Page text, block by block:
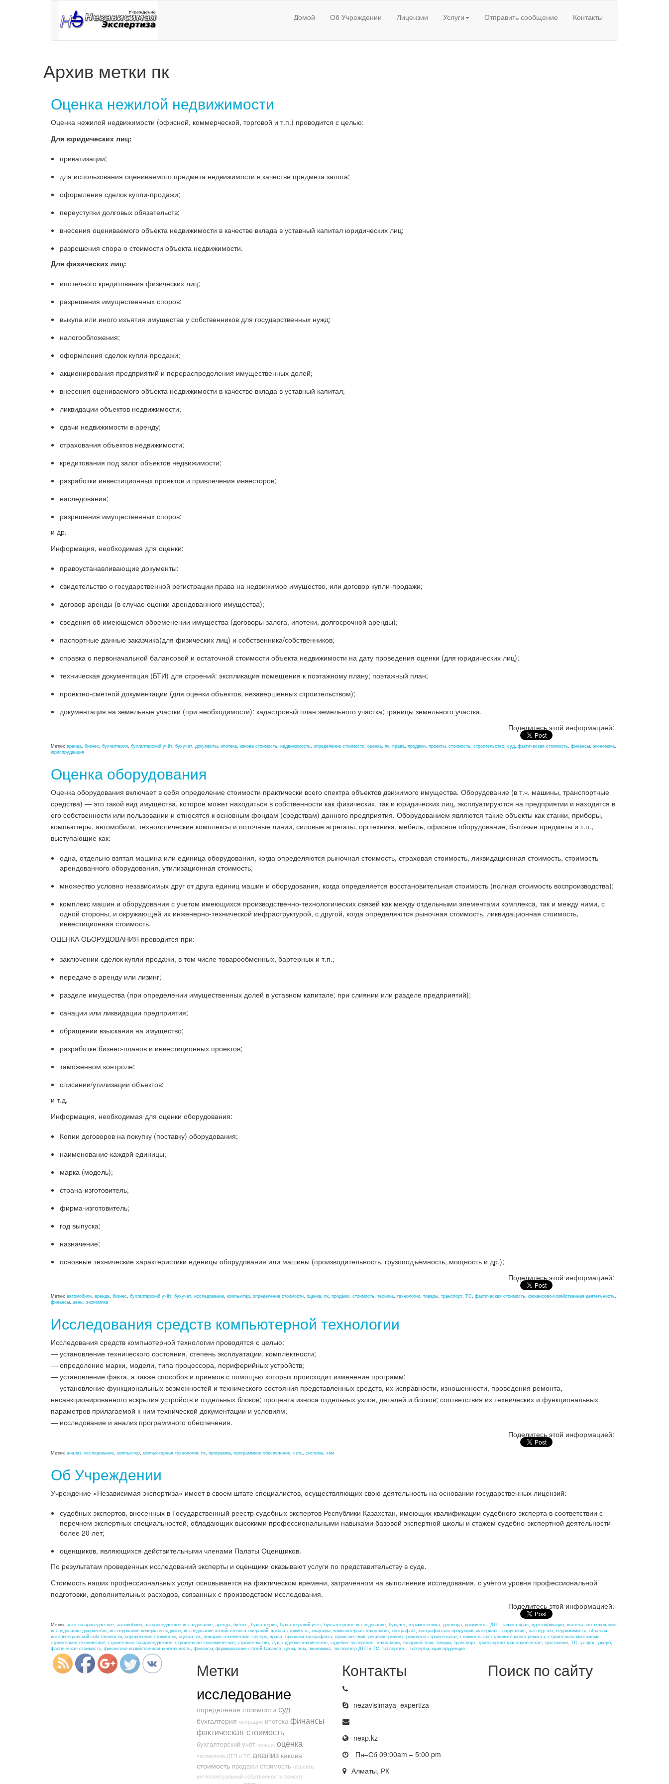
Домой Об Учреждении Лицензии Услуги Отправить сообщение Контакты
Архив метки пк
Оценка нежилой недвижимости
Оценка нежилой недвижимости (офисной, коммерческой, торговой и т.п.) проводится с целью:
Для юридических лиц:
приватизации;
для использования оцениваемого предмета недвижимости в качестве предмета залога;
оформления сделок купли-продажи;
переуступки долговых обязательств;
внесения оцениваемого объекта недвижимости в качестве вклада в уставный капитал юридических лиц;
разрешения спора о стоимости объекта недвижимости.
Для физических лиц:
ипотечного кредитования физических лиц;
разрешения имущественных споров;
выкупа или иного изъятия имущества у собственников для государственных нужд;
налогообложения;
оформления сделок купли-продажи;
акционирования предприятий и перераспределения имущественных долей;
внесения оцениваемого объекта недвижимости в качестве вклада в уставный капитал;
ликвидации объектов недвижимости;
сдачи недвижимости в аренду;
страхования объектов недвижимости;
кредитования под залог объектов недвижимости;
разработки инвестиционных проектов и привлечения инвесторов;
наследования;
разрешения имущественных споров;
и др.
Информация, необходимая для оценки:
правоустанавливающие документы:
свидетельство о государственной регистрации права на недвижимое имущество, или договор купли-продажи;
договор аренды (в случае оценки арендованного имущества);
сведения об имеющемся обременении имущества (договоры залога, ипотеки, долгосрочной аренды);
паспортные данные заказчика(для физических лиц) и собственника/собственников;
справка о первоначальной балансовой и остаточной стоимости объекта недвижимости на дату проведения оценки (для юридических лиц);
техническая документация (БТИ) для строений: экспликация помещения к поэтажному плану; поэтажный план;
проектно-сметной документации (для оценки объектов, незавершенных строительством);
документация на земельные участки (при необходимости): кадастровый план земельного участка; границы земельного участка.
Поделитесь этой информацией:
Метки: аренда, бизнес, бухгалтерия, бухгалтерский учёт, бухучет, документы, ипотека, какова стоимость, недвижимость, определение стоимости, оценка, пк, права, продажи, проекты, стоимость, строительство, суд, фактическая стоимость, финансы, экономика,
юриспруденция
Оценка оборудования
Оценка оборудования включает в себя определение стоимости практически всего спектра объектов движимого имущества. Оборудование (в т.ч. машины, транспортные
средства) — это такой вид имущества, которое может находиться в собственности как физических, так и юридических лиц, эксплуатируются на предприятии и находятся в
его собственности или пользовании и относятся к основным фондам (средствам) данного предприятия. Оборудованием являются такие объекты как станки, приборы,
компьютеры, автомобили, технологические комплексы и поточные линии, силовые агрегаты, оргтехника, мебель, офисное оборудование, бытовые предметы и т.п.,
выступающие как:
одна, отдельно взятая машина или единица оборудования, когда определяются рыночная стоимость, страховая стоимость, ликвидационная стоимость, стоимость
арендованного оборудования, утилизационная стоимость;
множество условно независимых друг от друга единиц машин и оборудования, когда определяется восстановительная стоимость (полная стоимость воспроизводства);
комплекс машин и оборудования с учетом имеющихся производственно-технологических связей как между отдельными элементами комплекса, так и между ними, с
одной стороны, и окружающей их инженерно-технической инфраструктурой, с другой, когда определяются рыночная стоимость, ликвидационная стоимость,
инвестиционная стоимость.
ОЦЕНКА ОБОРУДОВАНИЯ проводится при:
заключении сделок купли-продажи, в том числе товарообменных, бартерных и т.п.;
передаче в аренду или лизинг;
разделе имущества (при определении имущественных долей в уставном капитале; при слиянии или разделе предприятий);
санации или ликвидации предприятия;
обращении взыскания на имущество;
разработке бизнес-планов и инвестиционных проектов;
таможенном контроле;
списании/утилизации объектов;
и т.д.
Информация, необходимая для оценки оборудования:
Копии договоров на покупку (поставку) оборудования;
наименование каждой единицы;
марка (модель);
страна-изготовитель;
фирма-изготовитель;
год выпуска;
назначение;
основные технические характеристики еденицы оборудования или машины (производительность, грузоподъёмность, мощность и др.);
Поделитесь этой информацией:
Метки: автомобили, аренда, бизнес, бухгалтерский учёт, бухучет, исследование, компьютер, определение стоимости, оценка, пк, продажи, стоимость, техника, технологии, товары, транспорт, ТС, фактическая стоимость, финансово-хозяйственная деятельность,
финансы, цены, экономика
Исследования средств компьютерной технологии
Исследования средств компьютерной технологии проводятся с целью:
— установление технического состояния, степень эксплуатации, комплектности;
— определение марки, модели, типа процессора, периферийных устройств;
— установление факта, а также способов и приемов с помощью которых происходит изменение программ;
— установление функциональных возможностей и технического состояния представленных средств, их исправности, изношенности, проведения ремонта,
несанкционированного вскрытия устройств и отдельных блоков; процента износа отдельных узлов, деталей и блоков; соответствия их технических и функциональных
параметров прилагаемой к ним технической документации и условиям;
— исследование и анализ программного обеспечения.
Поделитесь этой информацией:
Метки: анализ, исследование, компьютер, компьютерная технология, пк, программа, программное обеспечение, сеть, система, эвм
Об Учреждении
Учреждение «Независимая экспертиза» имеет в своем штате специалистов, осуществляющих свою деятельность на основании государственных лицензий:
судебных экспертов, внесенных в Государственный реестр судебных экспертов Республики Казахстан, имеющих квалификации судебного эксперта в соответствии с
перечнем экспертных специальностей, обладающих высокими профессиональными навыками базовой экспертной школы и стажем судебно-экспертной деятельности
более 20 лет;
оценщиков, являющихся действительными членами Палаты Оценщиков.
По результатам проведенных исследований эксперты и оценщики оказывают услуги по представительству в суде.
Стоимость наших профессиональных услуг основывается на фактическом времени, затраченном на выполнение исследования, с учётом уровня профессиональной
подготовки, дополнительных расходов, связанных с производством исследования.
Поделитесь этой информацией:
Метки: авто-товароведческое, автомобили, автороведческое исследование, аренда, бизнес, бухгалтерия, бухгалтерский учёт, бухгалтерское исследование, бухучет, взрывотехника, договора, документы, ДТП, защита прав, идентификация, ипотека, исследование,
исследование документов, исследование почерка и подписи, исследование хозяйственных операций, какова стоимость, квартира, компьютерная технология, контрафакт, контрафактная продукция, материалы, нарушения, наследство, недвижимость, объекты
интеллектуальной собственности, определение стоимости, оценка, пк, пожарно-технические, почерк, права, признаки контрафакта, происшествия, ревизия, ремонт, ремонтно-строительные, стоимость восстановительного ремонта, строительно-монтажные,
строительно-техническое, строительно-товароведческое, строительно-экономическое, строительство, суд, судебно-техническое, судебно-экспертное, технологии, товарный знак, товары, транспорт, транспортно-трасологическое, трасология, ТС, услуги, ущерб,
фактическая стоимость, финансово-хозяйственная деятельность, финансы, формирование статей баланса, цены, эвм, экономика, экспертиза ДТП и ТС, экспертизы, эксперты, юриспруденция
http://nexp.kz/tag/pk">
Метки
исследование
определение стоимости суд
бухгалтерия операции ипотека финансы
фактическая стоимость
бухгалтерский учёт почерк оценка
экспертиза ДТП и ТС анализ какова
стоимость продажи стоимость объекты
интеллектуальной собственности ремонт
Контакты
nezavisimaya_expertiza
nexp.kz
Пн–Сб 09:00am – 5:00 pm
Алматы, РК
Поиск по сайту